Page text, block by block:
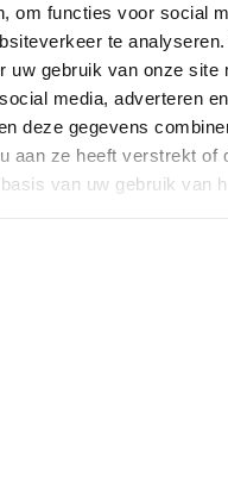
om functies voor social
te
uw gebruik van onze site
media, adverteren
deze gegevens
aan ze heeft verstrekt of
van uw gebruik van
Google
te
met de
van
websites die hun
services
Google
Volgt de
rate tussen de
gebruiker en de